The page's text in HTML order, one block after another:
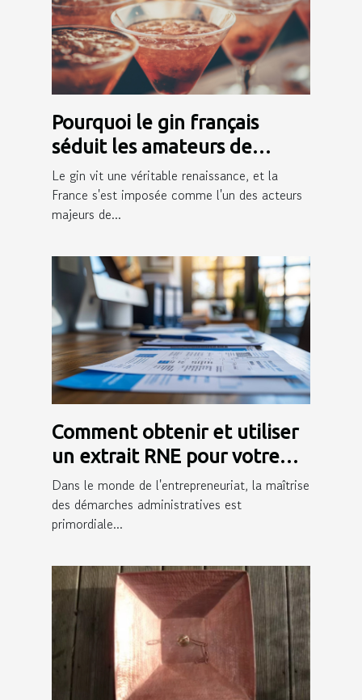
Pourquoi le gin français
séduit les amateurs de
cocktails ?
Le gin vit une véritable renaissance, et la
France s'est imposée comme l'un des acteurs
majeurs de...
Comment obtenir et utiliser
un extrait RNE pour votre
entreprise
Dans le monde de l'entrepreneuriat, la maîtrise
des démarches administratives est
primordiale...